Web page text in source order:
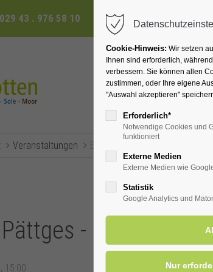
029 43 . 976 58 10
Ihr Heilbad
Veranstaltungen Eventsreader (Timeline)
-
15:00
Cookie-Hinweis: Wir setzen
Ihnen sind erforderlich,
verbessern. Sie können allen
zustimmen, oder Ihre eigene
"Auswahl akzeptieren"
Erforderlich*
Notwendige Cookies und
funktioniert
Externe Medien
Externe Medien wie
Statistik
Google Analytics und